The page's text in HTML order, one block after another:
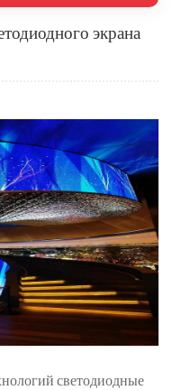
экрана
светодиодные